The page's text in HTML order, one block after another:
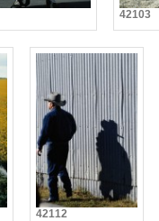
42103
42112